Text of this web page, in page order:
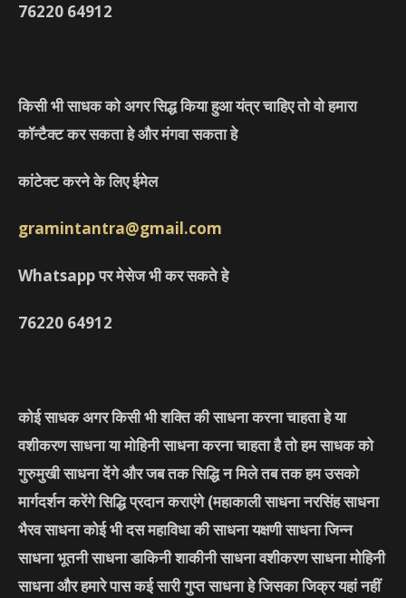
76220 64912
किसी भी साधक को अगर सिद्ध किया हुआ यंत्र चाहिए तो वो हमारा
कॉन्टैक्ट कर सकता हे और मंगवा सकता हे
कांटेक्ट करने के लिए ईमेल
gramintantra@gmail.com
Whatsapp पर मेसेज भी कर सकते हे
76220 64912
कोई साधक अगर किसी भी शक्ति की साधना करना चाहता हे या
वशीकरण साधना या मोहिनी साधना करना चाहता है तो हम साधक को
गुरुमुखी साधना देंगे और जब तक सिद्धि न मिले तब तक हम उसको
मार्गदर्शन करेंगे सिद्धि प्रदान कराएंगे (महाकाली साधना नरसिंह साधना
भैरव साधना कोई भी दस महाविधा की साधना यक्षणी साधना जिन्न
साधना भूतनी साधना डाकिनी शाकीनी साधना वशीकरण साधना मोहिनी
साधना और हमारे पास कई सारी गुप्त साधना हे जिसका जिक्र यहां नहीं